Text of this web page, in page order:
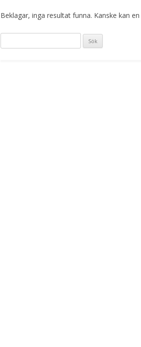
Beklagar, inga resultat funna. Kanske kan
efter: